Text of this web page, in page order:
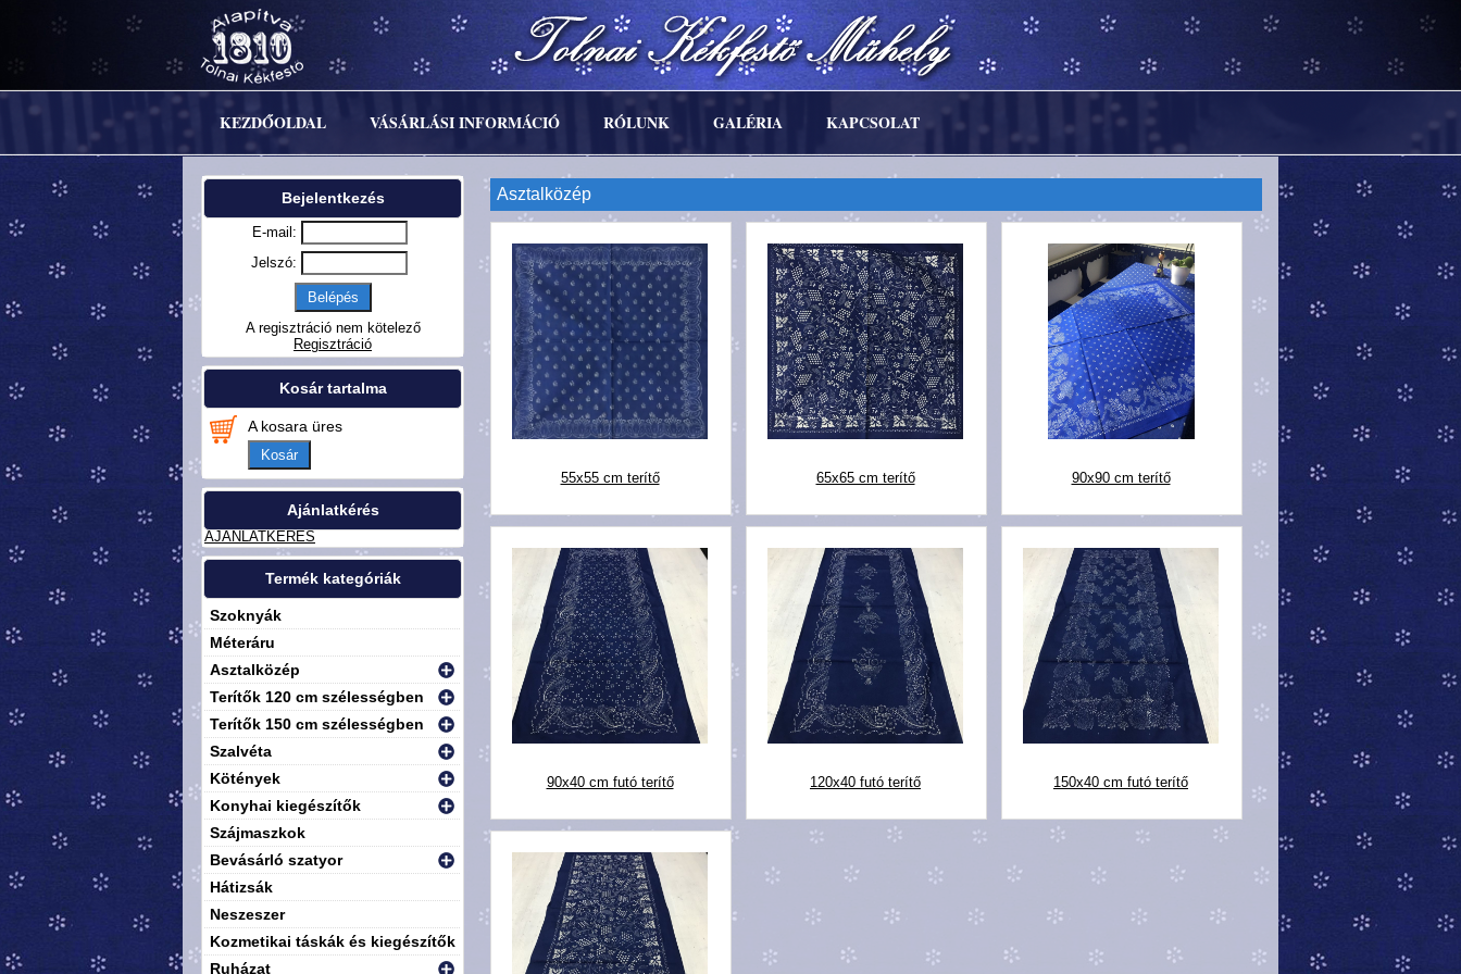
KEZDŐOLDAL VÁSÁRLÁSI INFORMÁCIÓ RÓLUNK GALÉRIA KAPCSOLAT
Bejelentkezés
E-mail:
Jelszó:
A regisztráció nem kötelező
Regisztráció
Kosár tartalma
A kosara üres
Kosár
Ajánlatkérés
AJÁNLATKÉRÉS
Termék kategóriák
Szoknyák
Méteráru
Asztalközép
Terítők 120 cm szélességben
Terítők 150 cm szélességben
Szalvéta
Kötények
Konyhai kiegészítők
Szájmaszkok
Bevásárló szatyor
Hátizsák
Neszeszer
Kozmetikai táskák és kiegészítők
Ruházat
Asztalközép
55x55 cm terítő 65x65 cm terítő 90x90 cm terítő
90x40 cm futó terítő 120x40 futó terítő 150x40 cm futó terítő